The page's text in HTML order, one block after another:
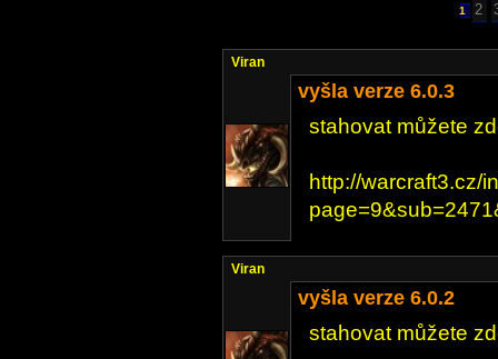
1 2
Viran
vyšla verze 6.0.3
stahovat můžete
http://warcraft3.cz/
Viran
vyšla verze 6.0.2
stahovat můžete